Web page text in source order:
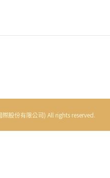
股份有限公司) All rights reserved.